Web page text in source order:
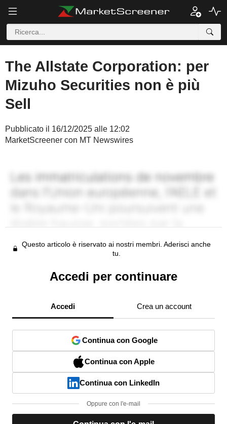
The Allstate Corporation: per
Mizuho Securities non è più
Sell
Pubblicato il 16/12/2025 alle 12:02
MarketScreener con MT Newswires
Questo articolo è riservato ai nostri membri. Aderisci anche
tu.
Accedi per continuare
Accedi Crea un account
Continua con Google
Continua con Apple
Continua con LinkedIn
Oppure con l'e-mail